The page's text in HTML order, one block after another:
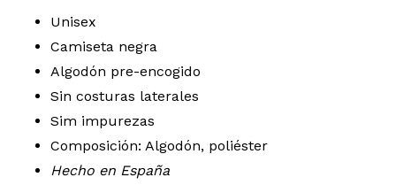
Unisex
Camiseta negra
Algodón pre-encogido
Sin costuras laterales
Sim impurezas
Composición: Algodón, poliéster
Hecho en España